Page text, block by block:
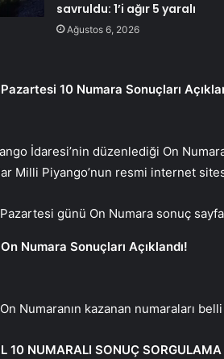
savruldu: 1’i ağır 5 yaralı
Ağustos 6, 2026
10 Numara Sonuçları
İdaresi’nin düzenlediği On
Milli Piyango’nun resmi internet
Pazartesi günü On Numara sonuç
Numara Sonuçları Açıklandı!
Numaranın kazanan numaraları
10 NUMARALI SONUÇ